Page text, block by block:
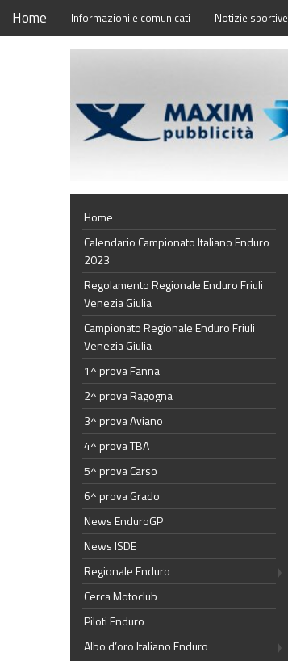
Home Informazioni e comunicati Notizie sportive
Home
Calendario Campionato Italiano Enduro
2023
Regolamento Regionale Enduro Friuli
Venezia Giulia
Campionato Regionale Enduro Friuli
Venezia Giulia
1^ prova Fanna
2^ prova Ragogna
3^ prova Aviano
4^ prova TBA
5^ prova Carso
6^ prova Grado
News EnduroGP
News ISDE
Regionale Enduro
Cerca Motoclub
Piloti Enduro
Albo d’oro Italiano Enduro